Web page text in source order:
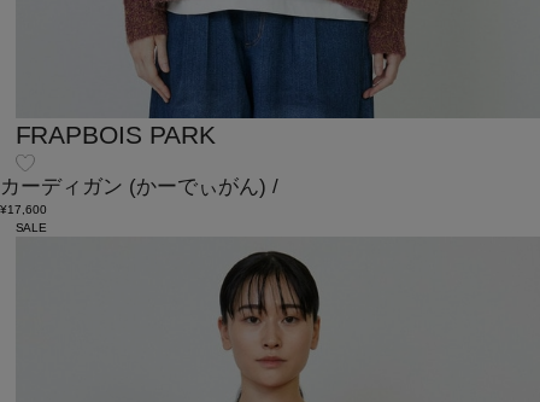
FRAPBOIS PARK
カーディガン (かーでぃがん) /
¥17,600
SALE